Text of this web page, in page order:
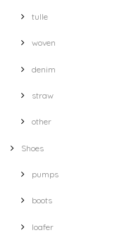
tulle
woven
denim
straw
other
Shoes
pumps
boots
loafer